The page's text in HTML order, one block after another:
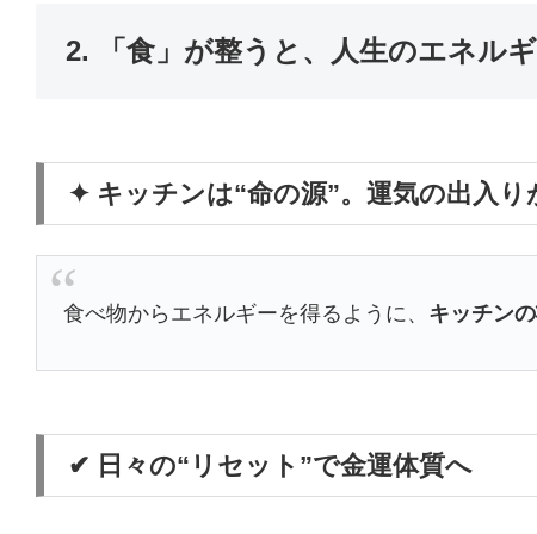
2. 「食」が整うと、人生のエネル
✦ キッチンは“命の源”。運気の出入り
食べ物からエネルギーを得るように、 キッチン
✔ 日々の“リセット”で金運体質へ